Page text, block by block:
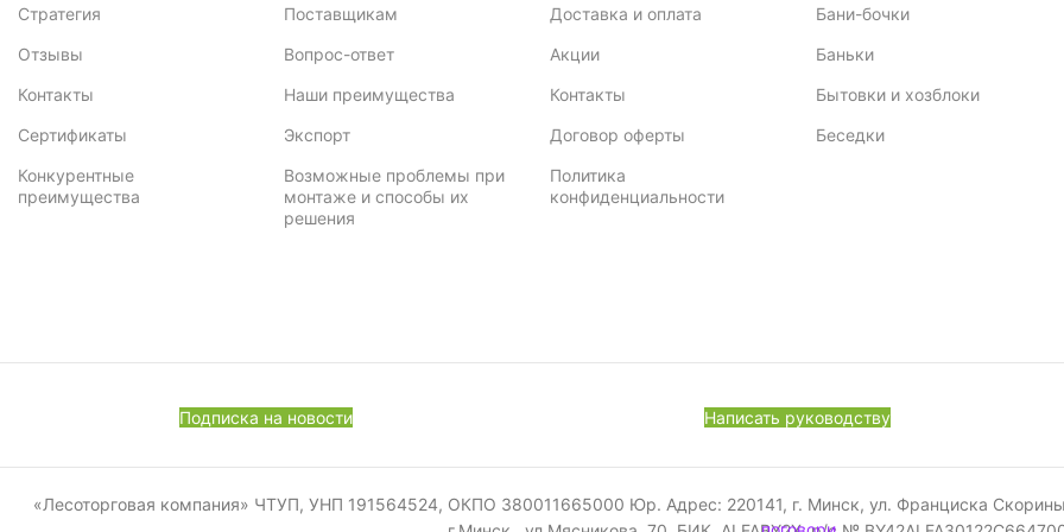
Стратегия
Отзывы
Контакты
Сертификаты
Конкурентные
преимущества
Поставщикам
Вопрос-ответ
Наши преимущества
Экспорт
Возможные проблемы при
монтаже и способы их
решения
Доставка и оплата
Акции
Контакты
Договор оферты
Политика
конфиденциальности
Бани-бочки
Баньки
Бытовки и хозблоки
Беседки
Подписка на новости Написать руководству
«Лесоторговая компания» ЧТУП, УНП 191564524, ОКПО 380011665000 Юр. Адрес: 220141, г. Минск, ул. Франциска